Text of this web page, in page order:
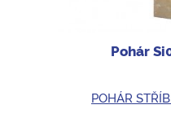
Pohár
POHÁR